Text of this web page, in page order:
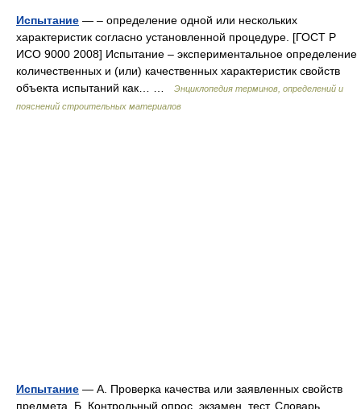
Испытание — – определение одной или нескольких
характеристик согласно установленной процедуре. [ГОСТ Р
ИСО 9000 2008] Испытание – экспериментальное определение
количественных и (или) качественных характеристик свойств
объекта испытаний как… …
Энциклопедия терминов, определений и
пояснений строительных материалов
Испытание — А. Проверка качества или заявленных свойств
предмета. Б. Контрольный опрос, экзамен, тест. Словарь